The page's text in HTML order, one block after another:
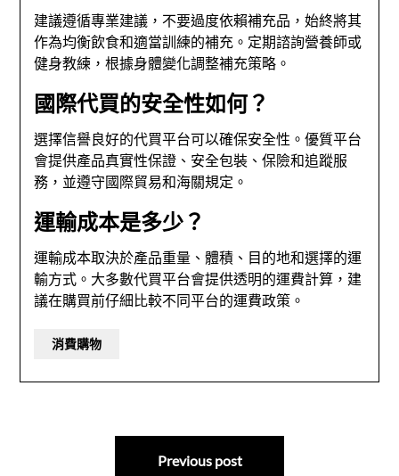
建議遵循專業建議，不要過度依賴補充品，始終將其
作為均衡飲食和適當訓練的補充。定期諮詢營養師或
健身教練，根據身體變化調整補充策略。
國際代買的安全性如何？
選擇信譽良好的代買平台可以確保安全性。優質平台
會提供產品真實性保證、安全包裝、保險和追蹤服
務，並遵守國際貿易和海關規定。
運輸成本是多少？
運輸成本取決於產品重量、體積、目的地和選擇的運
輸方式。大多數代買平台會提供透明的運費計算，建
議在購買前仔細比較不同平台的運費政策。
消費購物
Previous post